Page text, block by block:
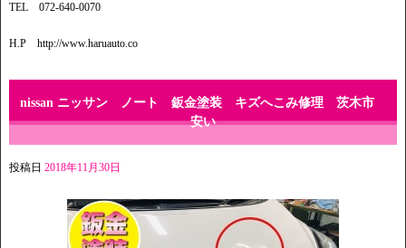
TEL 072-640-0070
H.P http://www.haruauto.co
nissan ニッサン ノート 鈑金塗装 キズへこみ修理 茨木市
安い
投稿日 2018年11月30日